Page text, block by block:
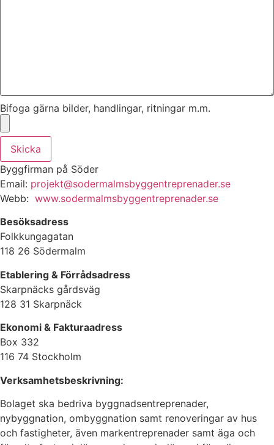
Bifoga gärna bilder, handlingar, ritningar m.m.
Skicka
Byggfirman på Söder
Email: projekt@sodermalmsbyggentreprenader.se
Webb: www.sodermalmsbyggentreprenader.se
Besöksadress
Folkkungagatan
118 26 Södermalm
Etablering & Förrådsadress
Skarpnäcks gårdsväg
128 31 Skarpnäck
Ekonomi & Fakturaadress
Box 332
116 74 Stockholm
Verksamhetsbeskrivning:
Bolaget ska bedriva byggnadsentreprenader,
nybyggnation, ombyggnation samt renoveringar av hus
och fastigheter, även markentreprenader samt äga och